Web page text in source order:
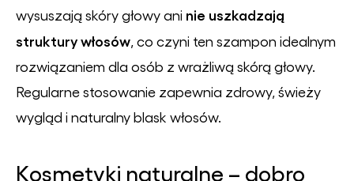
wysuszają skóry głowy ani nie uszkadzają
struktury włosów , co czyni ten szampon idealnym
rozwiązaniem dla osób z wrażliwą skórą głowy.
Regularne stosowanie zapewnia zdrowy, świeży
wygląd i naturalny blask włosów.
Kosmetyki naturalne – dobro